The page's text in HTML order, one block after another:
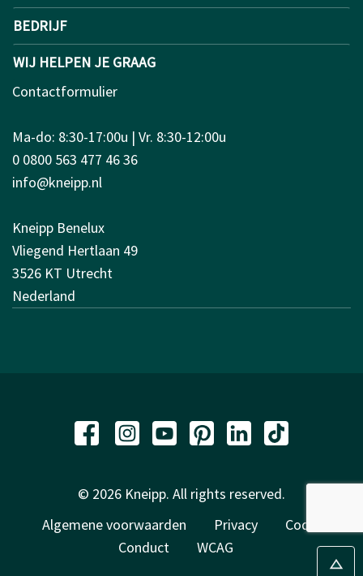
BEDRIJF
WIJ HELPEN JE GRAAG
Contactformulier
Ma-do: 8:30-17:00u | Vr. 8:30-12:00u
0 0800 563 477 46 36
info@kneipp.nl
Kneipp Benelux
Vliegend Hertlaan 49
3526 KT Utrecht
Nederland
© 2026 Kneipp. All rights reserved.
Algemene voorwaarden
Privacy
Code of
Conduct
WCAG